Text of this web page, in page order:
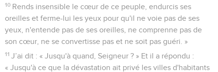
10 Rends insensible le cœur de ce peuple, endurcis ses
oreilles et ferme-lui les yeux pour qu'il ne voie pas de ses
yeux, n'entende pas de ses oreilles, ne comprenne pas de
son cœur, ne se convertisse pas et ne soit pas guéri. »
11 J’ai dit : « Jusqu'à quand, Seigneur ? » Et il a répondu :
« Jusqu'à ce que la dévastation ait privé les villes d'habitants